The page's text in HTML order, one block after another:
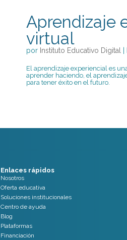
Aprendizaje
virtual
por Instituto Educativo Digital
El aprendizaje experiencial es
aprender haciendo, el
para tener éxito en el futuro.
Enlaces rápidos
Nosotros
Oferta educativa
Soluciones institucionales
Centro de ayuda
Blog
Plataformas
Financiación